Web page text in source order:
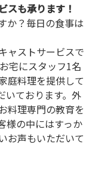
スも承ります！
か？毎日の食事は
ャストサービスで
宅にスタッフ1名
庭料理を提供して
いております。外
料理専門の教育を
様の中にはすっか
お声もいただいて